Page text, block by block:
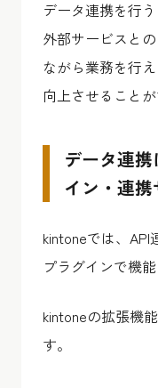
データ連携を行
外部サービスと
ながら業務を行
向上させること
データ連
イン・連
kintoneでは、
プラグインで機
kintoneの拡張機
す。